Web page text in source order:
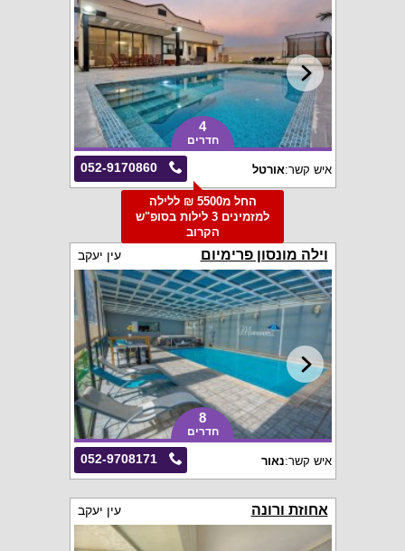
4
חדרים
052-9170860 איש קשר:אורטל
החל מ5500 ₪ ללילה
למזמינים 3 לילות בסופ"ש
הקרוב
וילה מונסון פרימיום עין יעקב
8
חדרים
052-9708171 איש קשר:נאור
אחוזת ורונה עין יעקב